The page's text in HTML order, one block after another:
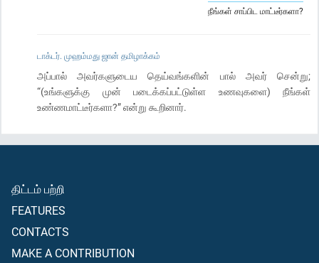
நீங்கள் சாப்பிட மாட்டீர்களா?
டாக்டர். முஹம்மது ஜான் தமிழாக்கம்
அப்பால் அவர்களுடைய தெய்வங்களின் பால் அவர் சென்று;
“(உங்களுக்கு முன் படைக்கப்பட்டுள்ள உணவுகளை) நீங்கள்
உண்ணமாட்டீர்களா?” என்று கூறினார்.
திட்டம் பற்றி
FEATURES
CONTACTS
MAKE A CONTRIBUTION